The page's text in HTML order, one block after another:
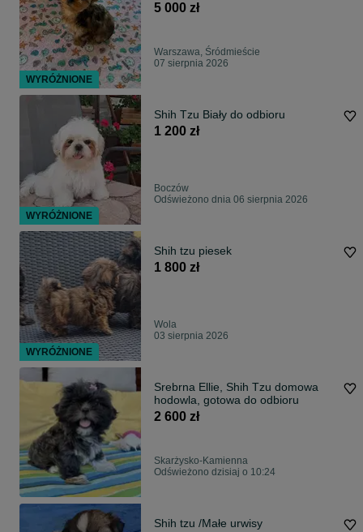
5 000 zł
Warszawa, Śródmieście
07 sierpnia 2026
Shih Tzu Biały do odbioru
1 200 zł
Boczów
Odświeżono dnia 06 sierpnia 2026
Shih tzu piesek
1 800 zł
Wola
03 sierpnia 2026
Srebrna Ellie, Shih Tzu domowa
hodowla, gotowa do odbioru
2 600 zł
Skarżysko-Kamienna
Odświeżono dzisiaj o 10:24
Shih tzu /Małe urwisy
WYRÓŻNIONE
WYRÓŻNIONE
WYRÓŻNIONE